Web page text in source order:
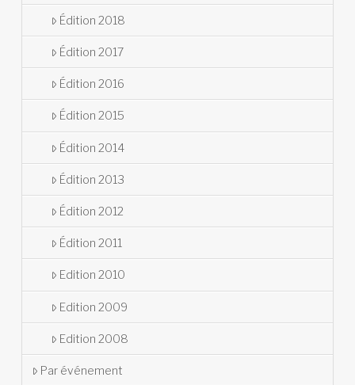
Édition 2018
Édition 2017
Édition 2016
Édition 2015
Édition 2014
Édition 2013
Édition 2012
Édition 2011
Edition 2010
Edition 2009
Edition 2008
Par événement